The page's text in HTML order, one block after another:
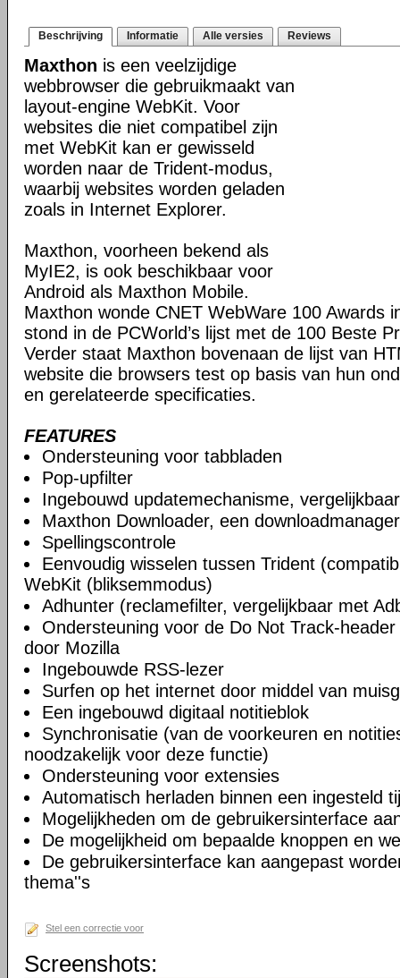
Beschrijving Informatie Alle versies Reviews
Maxthon is een veelzijdige
webbrowser die gebruikmaakt van
layout-engine WebKit. Voor
websites die niet compatibel zijn
met WebKit kan er gewisseld
worden naar de Trident-modus,
waarbij websites worden geladen
zoals in Internet Explorer.
Maxthon, voorheen bekend als
MyIE2, is ook beschikbaar voor
Android als Maxthon Mobile.
Maxthon wonde CNET WebWare 100 Awards
stond in de PCWorld’s lijst met de 100 Beste
Verder staat Maxthon bovenaan de lijst van
website die browsers test op basis van hun
en gerelateerde specificaties.
FEATURES
Ondersteuning voor tabbladen
Pop-upfilter
Ingebouwd updatemechanisme,
Maxthon Downloader, een downloadmanager
Spellingscontrole
Eenvoudig wisselen tussen Trident
WebKit (bliksemmodus)
Adhunter (reclamefilter, vergelijkbaar met
Ondersteuning voor de Do Not Track-
door Mozilla
Ingebouwde RSS-lezer
Surfen op het internet door middel van
Een ingebouwd digitaal notitieblok
Synchronisatie (van de voorkeuren en
noodzakelijk voor deze functie)
Ondersteuning voor extensies
Automatisch herladen binnen een ingesteld
Mogelijkheden om de gebruikersinterface
De mogelijkheid om bepaalde knoppen en
De gebruikersinterface kan aangepast
thema''s
Stel een correctie voor
Screenshots: